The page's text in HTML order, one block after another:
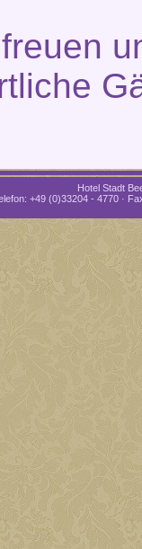
Hotel Stadt
+49 (0)33204 - 4770 ·